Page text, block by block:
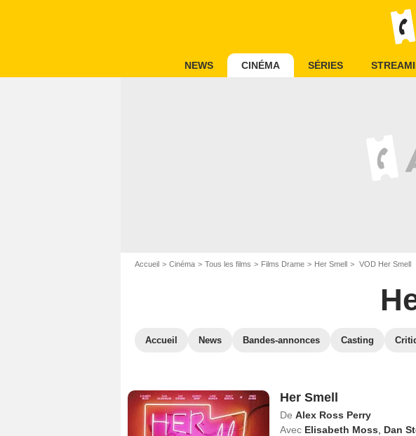
NEWS CINÉMA SÉRIES
Accueil Cinéma Tous les films Films Drame Her Smell VOD Her Smell
Accueil News Bandes-annonces Casting
Her Smell
De Alex Ross Perry
Avec Elisabeth Moss Dan